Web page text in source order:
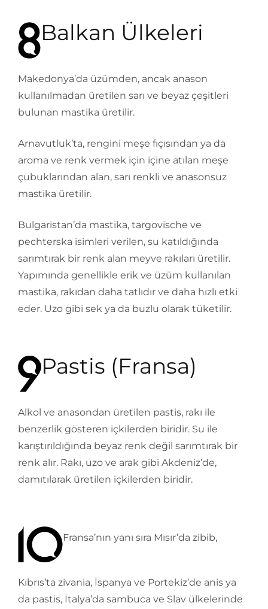
Balkan Ülkeleri
Makedonya’da üzümden, ancak anason
kullanılmadan üretilen sarı ve beyaz çeşitleri
bulunan mastika üretilir.
Arnavutluk’ta, rengini meşe fıçısından ya da
aroma ve renk vermek için içine atılan meşe
çubuklarından alan, sarı renkli ve anasonsuz
mastika üretilir.
Bulgaristan’da mastika, targovische ve
pechterska isimleri verilen, su katıldığında
sarımtırak bir renk alan meyve rakıları üretilir.
Yapımında genellikle erik ve üzüm kullanılan
mastika, rakıdan daha tatlıdır ve daha hızlı etki
eder. Uzo gibi sek ya da buzlu olarak tüketilir.
Pastis (Fransa)
Alkol ve anasondan üretilen pastis, rakı ile
benzerlik gösteren içkilerden biridir. Su ile
karıştırıldığında beyaz renk değil sarımtırak bir
renk alır. Rakı, uzo ve arak gibi Akdeniz’de,
damıtılarak üretilen içkilerden biridir.
Fransa’nın yanı sıra Mısır’da zibib,
Kıbrıs’ta zivania, İspanya ve Portekiz’de anis ya
da pastis, İtalya’da sambuca ve Slav ülkelerinde